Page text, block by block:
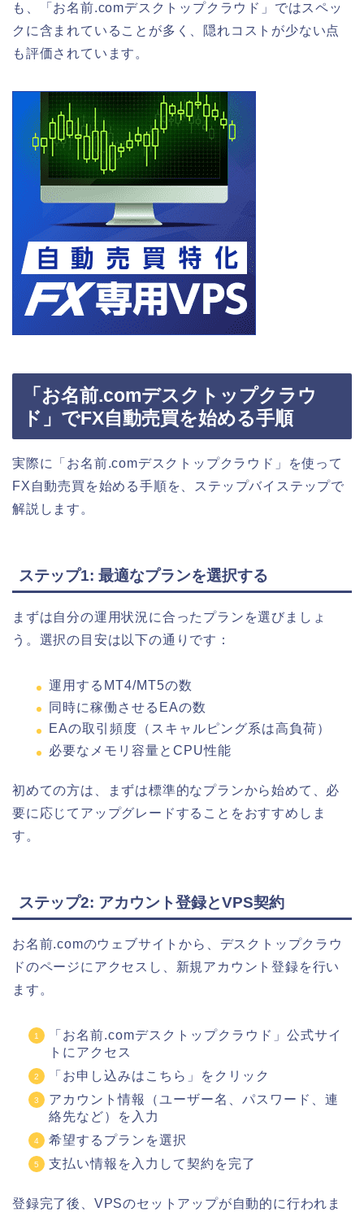
も、「お名前.comデスクトップクラウド」ではスペッ
クに含まれていることが多く、隠れコストが少ない点
も評価されています。
「お名前.comデスクトップクラウ
ド」でFX自動売買を始める手順
実際に「お名前.comデスクトップクラウド」を使って
FX自動売買を始める手順を、ステップバイステップで
解説します。
ステップ1: 最適なプランを選択する
まずは自分の運用状況に合ったプランを選びましょ
う。選択の目安は以下の通りです：
運用するMT4/MT5の数
同時に稼働させるEAの数
EAの取引頻度（スキャルピング系は高負荷）
必要なメモリ容量とCPU性能
初めての方は、まずは標準的なプランから始めて、必
要に応じてアップグレードすることをおすすめしま
す。
ステップ2: アカウント登録とVPS契約
お名前.comのウェブサイトから、デスクトップクラウ
ドのページにアクセスし、新規アカウント登録を行い
ます。
「お名前.comデスクトップクラウド」公式サイ
トにアクセス
「お申し込みはこちら」をクリック
アカウント情報（ユーザー名、パスワード、連
絡先など）を入力
希望するプランを選択
支払い情報を入力して契約を完了
登録完了後、VPSのセットアップが自動的に行われま